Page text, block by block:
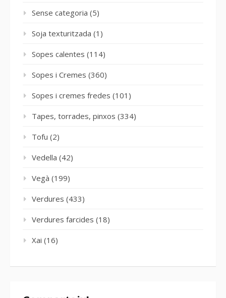
Sense categoria (5)
Soja texturitzada (1)
Sopes calentes (114)
Sopes i Cremes (360)
Sopes i cremes fredes (101)
Tapes, torrades, pinxos (334)
Tofu (2)
Vedella (42)
Vegà (199)
Verdures (433)
Verdures farcides (18)
Xai (16)